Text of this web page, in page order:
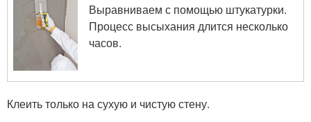
Выравниваем с помощью штукатурки.
Процесс высыхания длится несколько
часов.
Клеить только на сухую и чистую стену.